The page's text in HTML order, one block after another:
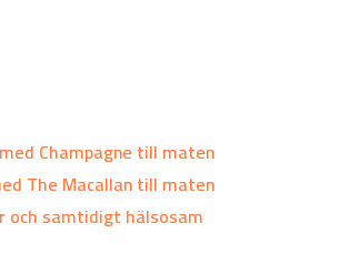
Champagne till maten
The Macallan till maten
och samtidigt hälsosam